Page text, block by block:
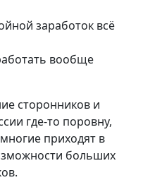
заработок всё
вообще
сторонников и
где-то поровну,
приходят в
больших